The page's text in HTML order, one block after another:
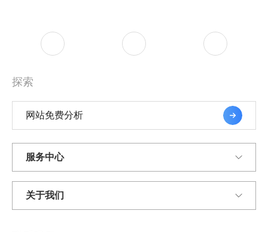
探索
网站免费分析
服务中心
关于我们